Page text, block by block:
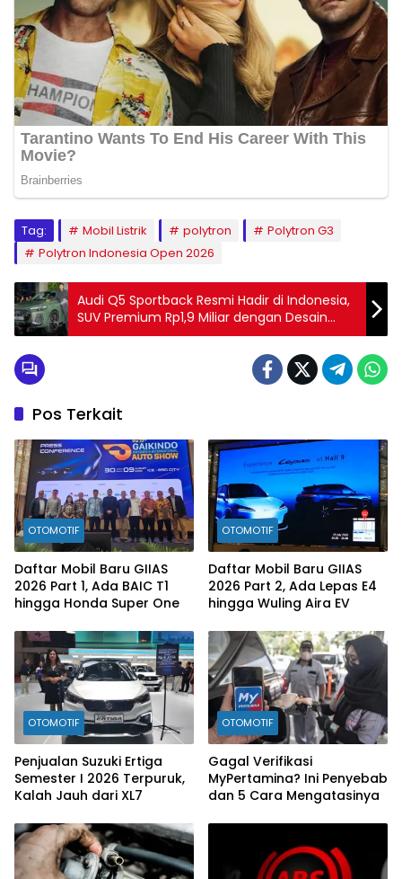
Tag: Mobil Listrik polytron
Polytron G3
Polytron Indonesia Open 2026
Audi Q5 Sportback Resmi Hadir di Indonesia,
SUV Premium Rp1,9 Miliar dengan Desain
Sporty dan Teknologi Modern
Pos Terkait
OTOMOTIF
Daftar Mobil Baru GIIAS
2026 Part 1, Ada BAIC T1
hingga Honda Super One
OTOMOTIF
Daftar Mobil Baru GIIAS
2026 Part 2, Ada Lepas E4
hingga Wuling Aira EV
OTOMOTIF
Penjualan Suzuki Ertiga
Semester I 2026 Terpuruk,
Kalah Jauh dari XL7
OTOMOTIF
Gagal Verifikasi
MyPertamina? Ini Penyebab
dan 5 Cara Mengatasinya